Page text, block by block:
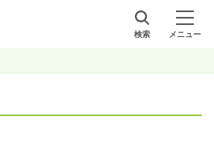
検索 メニュー